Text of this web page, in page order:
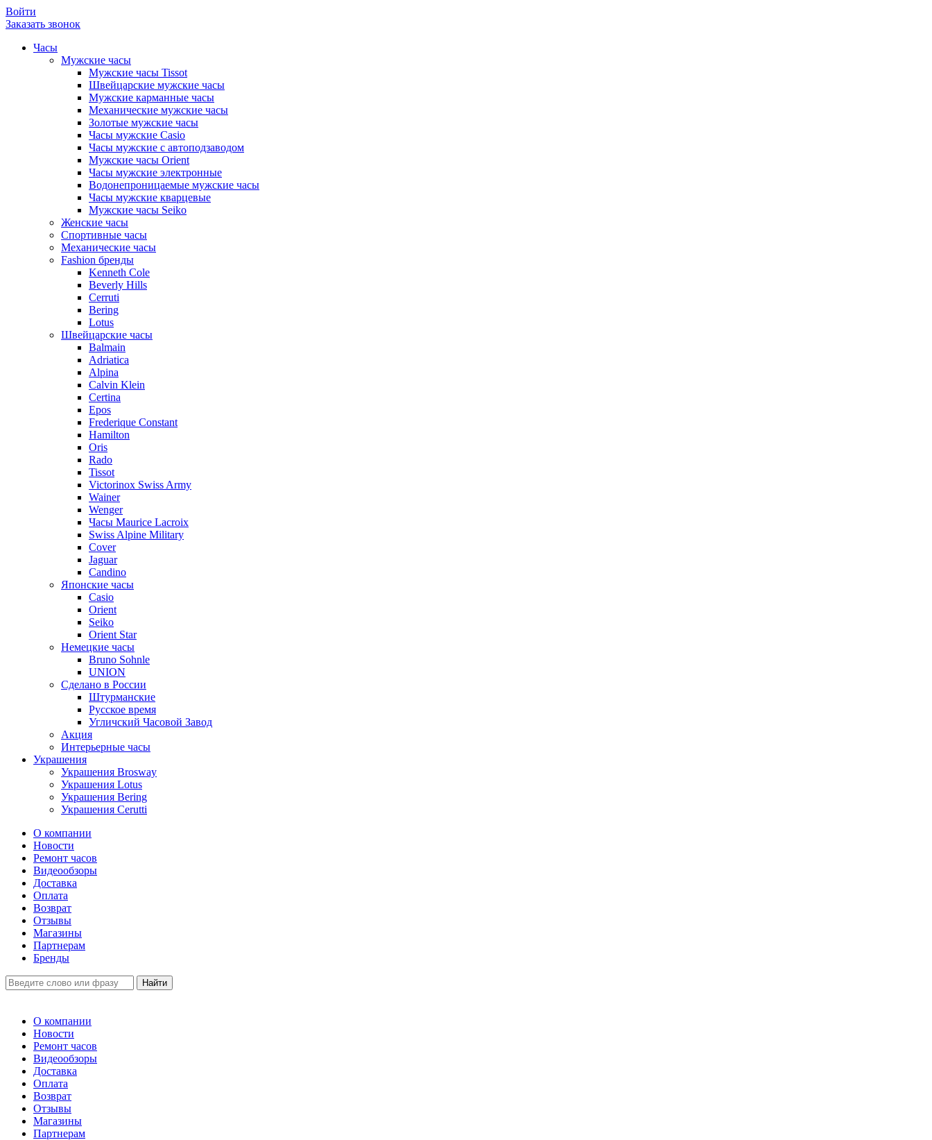
Войти
Заказать звонок
Часы
Мужские часы
Мужские часы Tissot
Швейцарские мужские часы
Мужские карманные часы
Механические мужские часы
Золотые мужские часы
Часы мужские Casio
Часы мужские с автоподзаводом
Мужские часы Orient
Часы мужские электронные
Водонепроницаемые мужские часы
Часы мужские кварцевые
Мужские часы Seiko
Женские часы
Спортивные часы
Механические часы
Fashion бренды
Kenneth Cole
Beverly Hills
Cerruti
Bering
Lotus
Швейцарские часы
Balmain
Adriatica
Alpina
Calvin Klein
Certina
Epos
Frederique Constant
Hamilton
Oris
Rado
Tissot
Victorinox Swiss Army
Wainer
Wenger
Часы Maurice Lacroix
Swiss Alpine Military
Cover
Jaguar
Candino
Японские часы
Casio
Orient
Seiko
Orient Star
Немецкие часы
Bruno Sohnle
UNION
Сделано в России
Штурманские
Русское время
Угличский Часовой Завод
Акция
Интерьерные часы
Украшения
Украшения Brosway
Украшения Lotus
Украшения Bering
Украшения Cerutti
О компании
Новости
Ремонт часов
Видеообзоры
Доставка
Оплата
Возврат
Отзывы
Магазины
Партнерам
Бренды
О компании
Новости
Ремонт часов
Видеообзоры
Доставка
Оплата
Возврат
Отзывы
Магазины
Партнерам